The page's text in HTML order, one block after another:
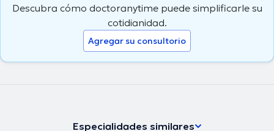
Descubra cómo doctoranytime puede simplificarle su
cotidianidad.
Agregar su consultorio
Especialidades similares